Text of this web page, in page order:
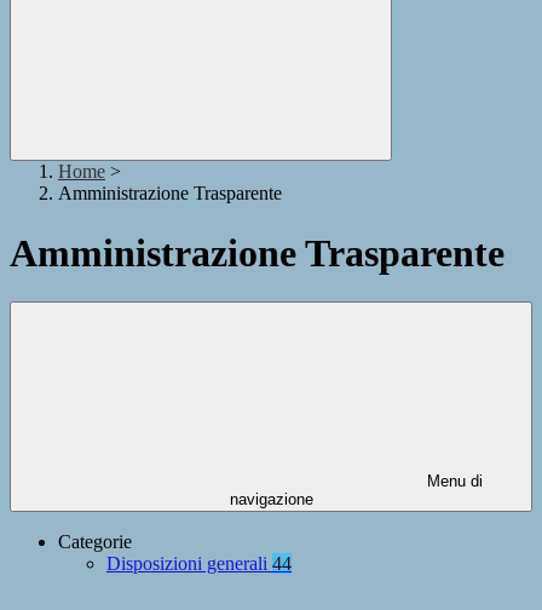
Home >
Amministrazione Trasparente
Amministrazione Trasparente
Menu di
navigazione
Categorie
Disposizioni generali 44